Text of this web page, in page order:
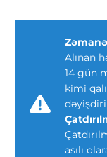
Alınan
14 gün
kimi
asılı